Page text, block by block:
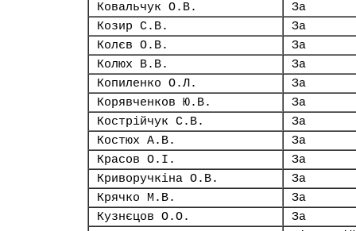
Ковальчук О.В.
За
Козир С.В.
За
Колєв О.В.
За
Колюх В.В.
За
Копиленко О.Л.
За
Корявченков Ю.В.
За
Кострійчук С.В.
За
Костюх А.В.
За
Красов О.І.
За
Криворучкіна О.В.
За
Крячко М.В.
За
Кузнєцов О.О.
За